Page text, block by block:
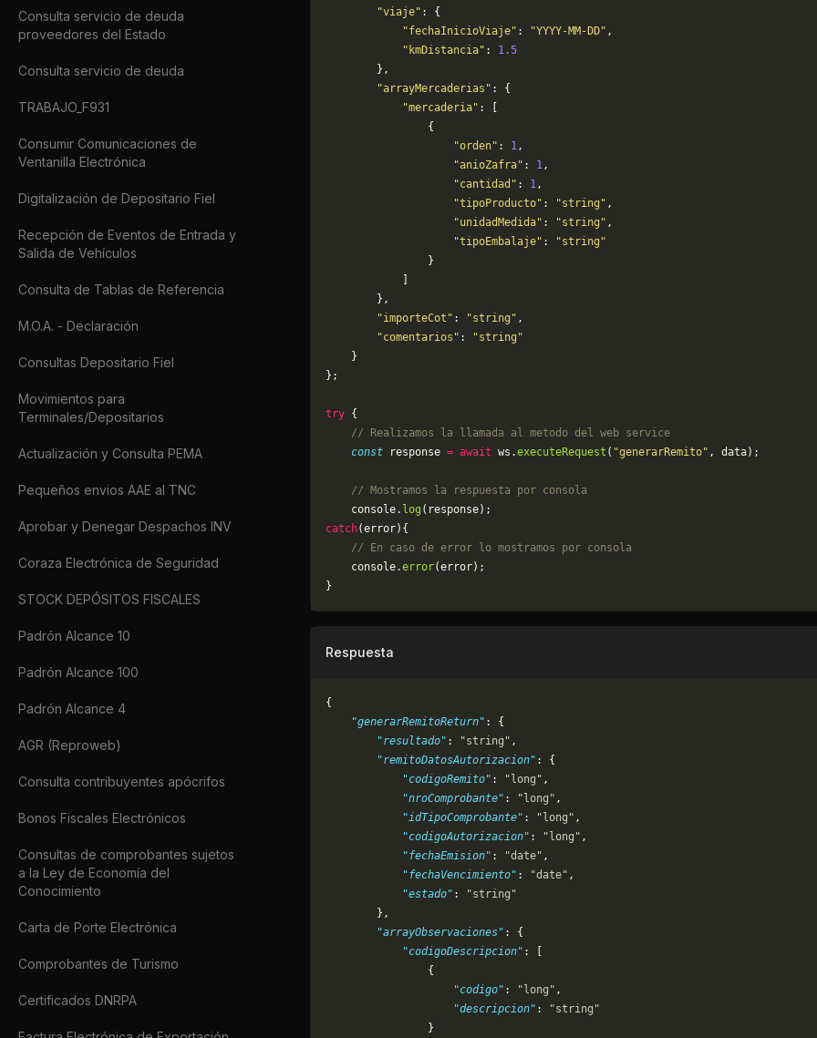
Consulta servicio de deuda
proveedores del Estado
Consulta servicio de deuda
TRABAJO_F931
Consumir Comunicaciones de
Ventanilla Electrónica
Digitalización de Depositario Fiel
Recepción de Eventos de Entrada y
Salida de Vehículos
Consulta de Tablas de Referencia
M.O.A. - Declaración
Consultas Depositario Fiel
Movimientos para
Terminales/Depositarios
Actualización y Consulta PEMA
Pequeños envios AAE al TNC
Aprobar y Denegar Despachos INV
Coraza Electrónica de Seguridad
STOCK DEPÓSITOS FISCALES
Padrón Alcance 10
Padrón Alcance 100
Padrón Alcance 4
AGR (Reproweb)
Consulta contribuyentes apócrifos
Bonos Fiscales Electrónicos
Consultas de comprobantes sujetos
a la Ley de Economía del
Conocimiento
Carta de Porte Electrónica
Comprobantes de Turismo
Certificados DNRPA
        "viaje"
: {
            "fechaInicioViaje"
: "YYYY-MM-DD" ,
            "kmDistancia"
: 1.5
        },
        "arrayMercaderias"
: {
            "mercaderia"
: [
                {
                    "orden"
: 1,
                    "anioZafra"
: 1,
                    "cantidad"
: 1,
                    "tipoProducto"
: "string" ,
                    "unidadMedida"
: "string" ,
                    "tipoEmbalaje"
:
"string"
                }
        },
        "importeCot"
: "string" ,
        "comentarios"
:
"string"
    }
};
try {
    // Realizamos la llamada al metodo del web service
    const
response = await ws.executeRequest ( "generarRemito" , data);
    // Mostramos la respuesta por consola
    console.
log (response);
catch(error){
    // En caso de error lo mostramos por consola
	console.
error(error);
}
Respuesta
{
    "generarRemitoReturn"
: {
        "resultado"
: "string" ,
        "remitoDatosAutorizacion"
: {
            "codigoRemito"
: "long" ,
            "nroComprobante"
: "long" ,
            "idTipoComprobante"
: "long" ,
            "codigoAutorizacion"
: "long" ,
            "fechaEmision"
: "date" ,
            "fechaVencimiento"
: "date" ,
            "estado"
:
"string"
        },
        "arrayObservaciones"
: {
            "codigoDescripcion"
: [
                {
                    "codigo"
: "long" ,
                    "descripcion"
:
"string"
                }